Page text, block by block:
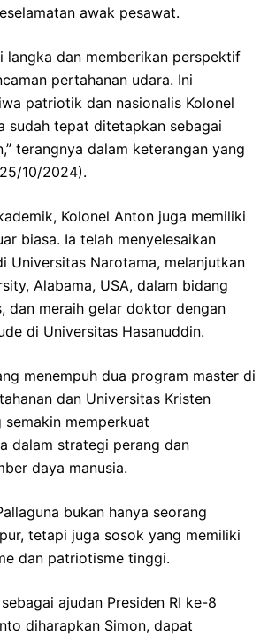
awak pesawat.
langka dan memberikan perspektif
pertahanan udara. Ini
patriotik dan nasionalis Kolonel
sudah tepat ditetapkan sebagai
terangnya dalam keterangan yang
10/2024).
Kolonel Anton juga memiliki
biasa. Ia telah menyelesaikan
Universitas Narotama, melanjutkan
Alabama, USA, dalam bidang
dan meraih gelar doktor dengan
di Universitas Hasanuddin.
menempuh dua program master di
dan Universitas Kristen
semakin memperkuat
dalam strategi perang dan
daya manusia.
bukan hanya seorang
tetapi juga sosok yang memiliki
dan patriotisme tinggi.
ajudan Presiden RI ke-8
diharapkan Simon, dapat